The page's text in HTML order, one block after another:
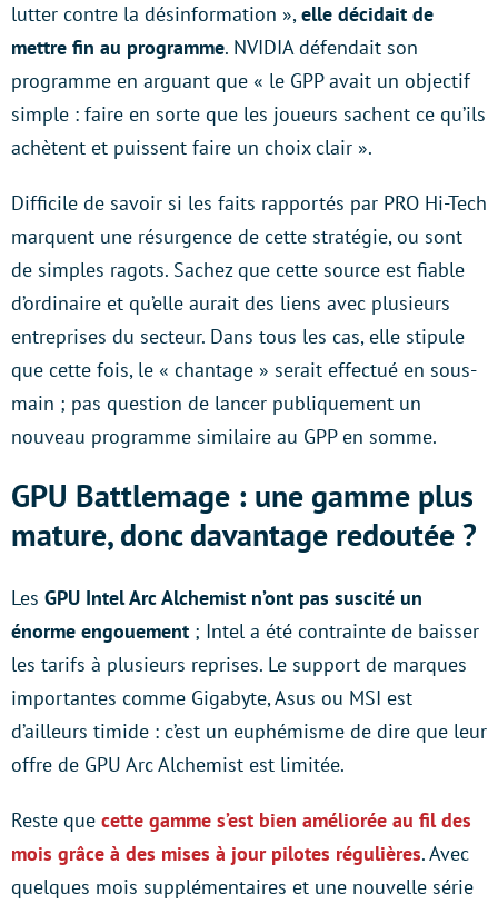
lutter contre la désinformation »,elle décidait de
mettre fin au programme. NVIDIA défendait son
programme en arguant que « le GPP avait un objectif
simple : faire en sorte que les joueurs sachent ce qu’ils
achètent et puissent faire un choix clair ».
Difficile de savoir si les faits rapportés par PRO Hi-Tech
marquent une résurgence de cette stratégie, ou sont
de simples ragots. Sachez que cette source est fiable
d’ordinaire et qu’elle aurait des liens avec plusieurs
entreprises du secteur. Dans tous les cas, elle stipule
que cette fois, le « chantage » serait effectué en sous-
main ; pas question de lancer publiquement un
nouveau programme similaire au GPP en somme.
GPU Battlemage : une gamme plus
mature, donc davantage redoutée ?
Les GPU Intel Arc Alchemist n’ont pas suscité un
énorme engouement ; Intel a été contrainte de baisser
les tarifs à plusieurs reprises. Le support de marques
importantes comme Gigabyte, Asus ou MSI est
d’ailleurs timide : c’est un euphémisme de dire que leur
offre de GPU Arc Alchemist est limitée.
Reste que cette gamme s’est bien améliorée au fil des
mois grâce à des mises à jour pilotes régulières. Avec
quelques mois supplémentaires et une nouvelle série